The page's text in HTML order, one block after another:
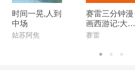
时间一晃,人到
中场
姑苏阿焦
赛雷三分钟漫
画西游记:大全
集15册
赛雷